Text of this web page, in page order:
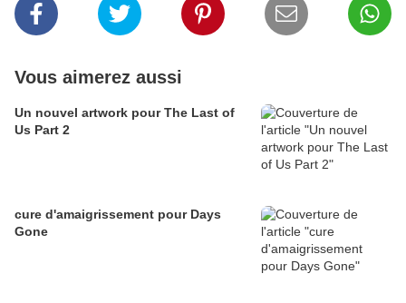
Vous aimerez aussi
Un nouvel artwork pour The Last of
Us Part 2
cure d'amaigrissement pour Days
Gone